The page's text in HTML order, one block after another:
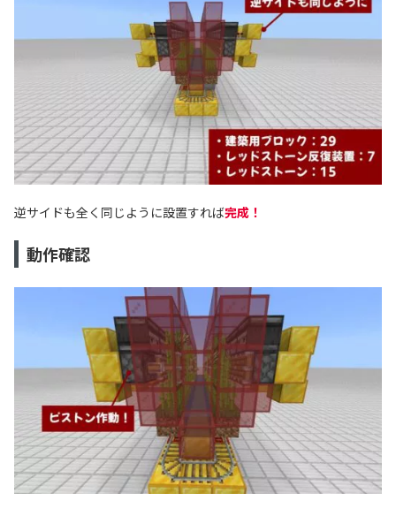
逆サイドも全く同じように設置すれば完成！
動作確認